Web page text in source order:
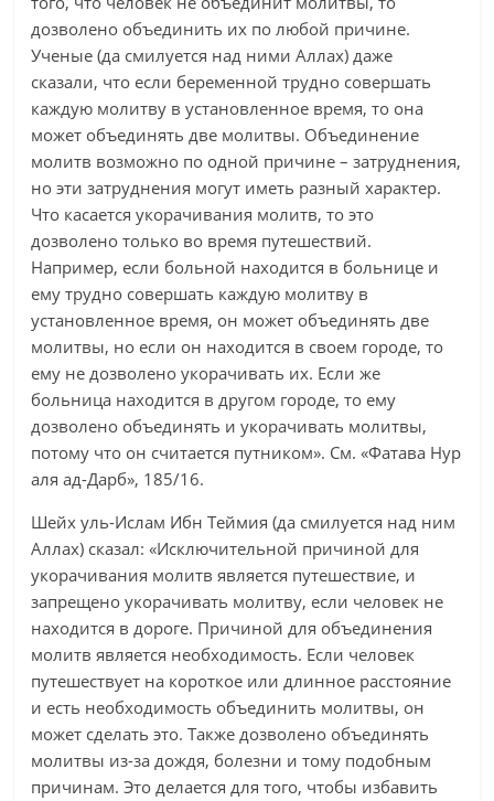
дозволено объединить их по любой причине.
Ученые (да смилуется над ними Аллах) даже
сказали, что если беременной трудно совершать
каждую молитву в установленное время, то она
может объединять две молитвы. Объединение
молитв возможно по одной причине – затруднения,
но эти затруднения могут иметь разный характер.
Что касается укорачивания молитв, то это
дозволено только во время путешествий.
Например, если больной находится в больнице и
ему трудно совершать каждую молитву в
установленное время, он может объединять две
молитвы, но если он находится в своем городе, то
ему не дозволено укорачивать их. Если же
больница находится в другом городе, то ему
дозволено объединять и укорачивать молитвы,
потому что он считается путником». См. «Фатава Нур
аля ад-Дарб», 185/16.
Шейх уль-Ислам Ибн Теймия (да смилуется над ним
Аллах) сказал: «Исключительной причиной для
укорачивания молитв является путешествие, и
запрещено укорачивать молитву, если человек не
находится в дороге. Причиной для объединения
молитв является необходимость. Если человек
путешествует на короткое или длинное расстояние
и есть необходимость объединить молитвы, он
может сделать это. Также дозволено объединять
молитвы из-за дождя, болезни и тому подобным
причинам. Это делается для того, чтобы избавить